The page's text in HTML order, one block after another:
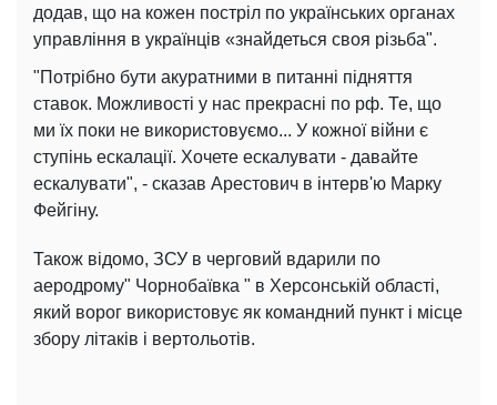
додав, що на кожен постріл по українських органах
управління в українців «знайдеться своя різьба".
"Потрібно бути акуратними в питанні підняття
ставок. Можливості у нас прекрасні по рф. Те, що
ми їх поки не використовуємо... У кожної війни є
ступінь ескалації. Хочете ескалувати - давайте
ескалувати", - сказав Арестович в інтерв'ю Марку
Фейгіну.
Також відомо, ЗСУ в черговий вдарили по
аеродрому" Чорнобаївка " в Херсонській області,
який ворог використовує як командний пункт і місце
збору літаків і вертольотів.